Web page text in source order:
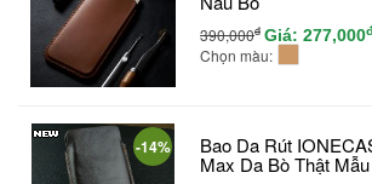
390,000đ Giá: 277,000
Chọn màu:
-14% Bao Da Rút
Max Da Bò Thật